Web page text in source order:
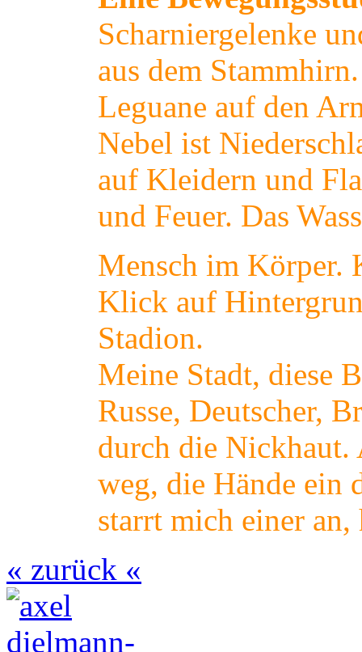
Scharniergelenke
aus dem
Leguane auf den
Nebel ist
auf Kleidern und
und Feuer. Das
Mensch im Körper.
Klick auf
Stadion.
Meine Stadt, diese
Russe, Deutscher,
durch die
weg, die Hände ein
starrt mich einer
« zurück «